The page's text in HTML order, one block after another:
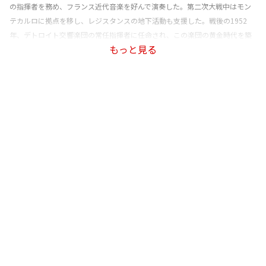
の指揮者を務め、フランス近代音楽を好んで演奏した。第二次大戦中はモン
テカルロに拠点を移し、レジスタンスの地下活動も支援した。戦後の1952
年、デトロイト交響楽団の常任指揮者に任命され、この楽団の黄金時代を築
いた。1963年の離任後も自由な客演活動を続け、90歳を過ぎても若々しい音
もっと見る